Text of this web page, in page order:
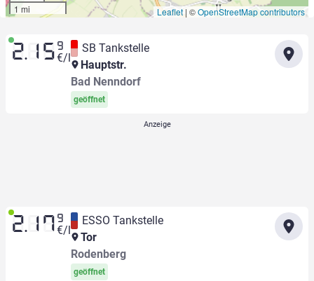
1 mi
Leaflet | ©OpenStreetMap contributors
2.15 9
€/l
SB Tankstelle
Hauptstr.
Bad Nenndorf
geöffnet
2.17 9
€/l
ESSO Tankstelle
Tor
Rodenberg
geöffnet